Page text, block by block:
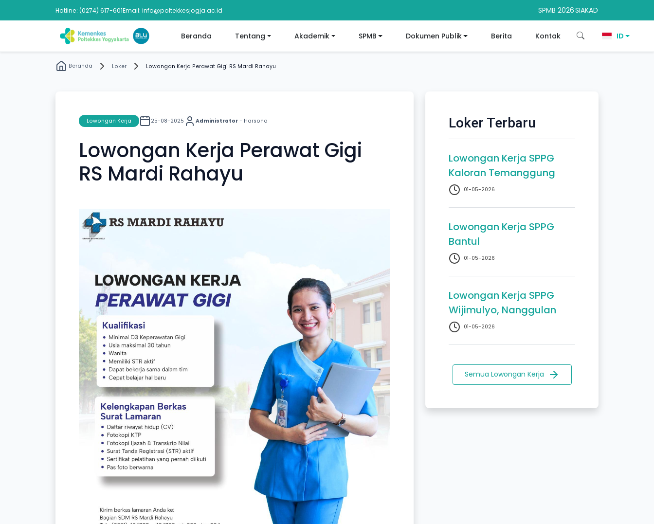
Hotline: (0274) 617-601Email: info@poltekkesjogja.ac.id SPMB 2026SIAKAD
Beranda Tentang Akademik SPMB Dokumen Publik Berita Kontak ID
Beranda Loker Lowongan Kerja Perawat Gigi RS Mardi Rahayu
Lowongan Kerja 25-08-2025 Administrator - Harsono
Lowongan Kerja Perawat Gigi
RS Mardi Rahayu
Loker Terbaru
Lowongan Kerja SPPG
Kaloran Temanggung
01-05-2026
Lowongan Kerja SPPG
Bantul
01-05-2026
Lowongan Kerja SPPG
Wijimulyo, Nanggulan
01-05-2026
Semua Lowongan Kerja